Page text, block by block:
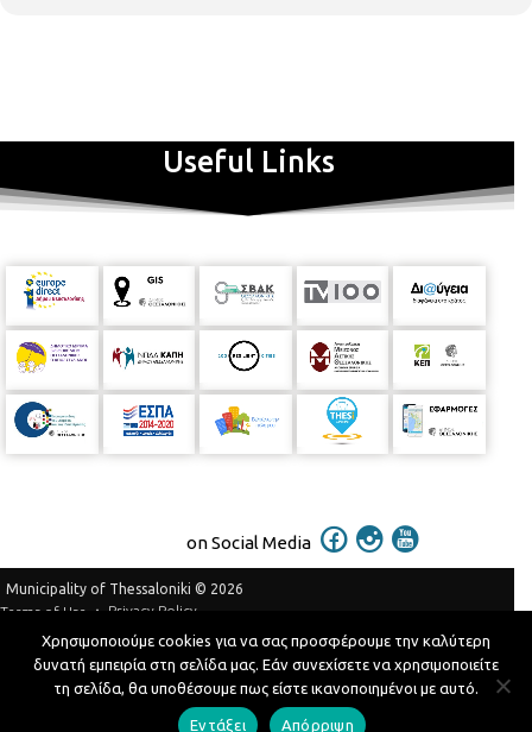
Useful Links
on Social Media
Municipality of Thessaloniki © 2026
Terms of Use
Privacy Policy
Telephone Catalog
Developed byMyCompany Projects
Χρησιμοποιούμε cookies για να σας προσφέρουμε την καλύτερη
δυνατή εμπειρία στη σελίδα μας. Εάν συνεχίσετε να χρησιμοποιείτε
τη σελίδα, θα υποθέσουμε πως είστε ικανοποιημένοι με αυτό.
Εντάξει Απόρριψη